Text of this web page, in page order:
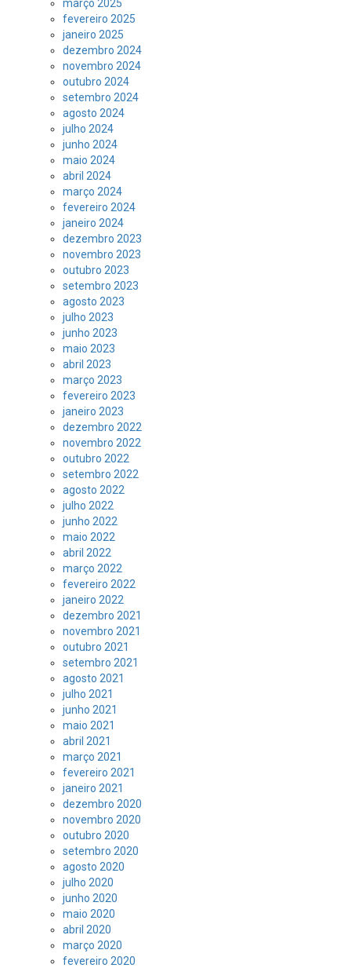
março 2025
fevereiro 2025
janeiro 2025
dezembro 2024
novembro 2024
outubro 2024
setembro 2024
agosto 2024
julho 2024
junho 2024
maio 2024
abril 2024
março 2024
fevereiro 2024
janeiro 2024
dezembro 2023
novembro 2023
outubro 2023
setembro 2023
agosto 2023
julho 2023
junho 2023
maio 2023
abril 2023
março 2023
fevereiro 2023
janeiro 2023
dezembro 2022
novembro 2022
outubro 2022
setembro 2022
agosto 2022
julho 2022
junho 2022
maio 2022
abril 2022
março 2022
fevereiro 2022
janeiro 2022
dezembro 2021
novembro 2021
outubro 2021
setembro 2021
agosto 2021
julho 2021
junho 2021
maio 2021
abril 2021
março 2021
fevereiro 2021
janeiro 2021
dezembro 2020
novembro 2020
outubro 2020
setembro 2020
agosto 2020
julho 2020
junho 2020
maio 2020
abril 2020
março 2020
fevereiro 2020